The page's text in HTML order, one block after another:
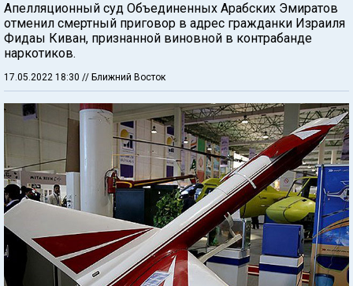
Апелляционный суд Объединенных Арабских Эмиратов
отменил смертный приговор в адрес гражданки Израиля
Фидаы Киван, признанной виновной в контрабанде
наркотиков.
17.05.2022 18:30 // Ближний Восток